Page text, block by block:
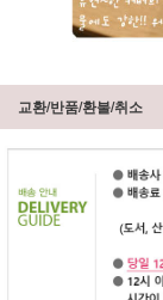
교환/반품/환불/취소